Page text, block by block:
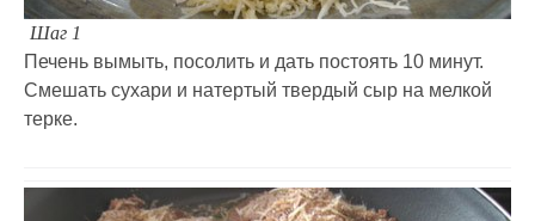
Шаг 1
Печень вымыть, посолить и дать постоять 10 минут.
Смешать сухари и натертый твердый сыр на мелкой
терке.